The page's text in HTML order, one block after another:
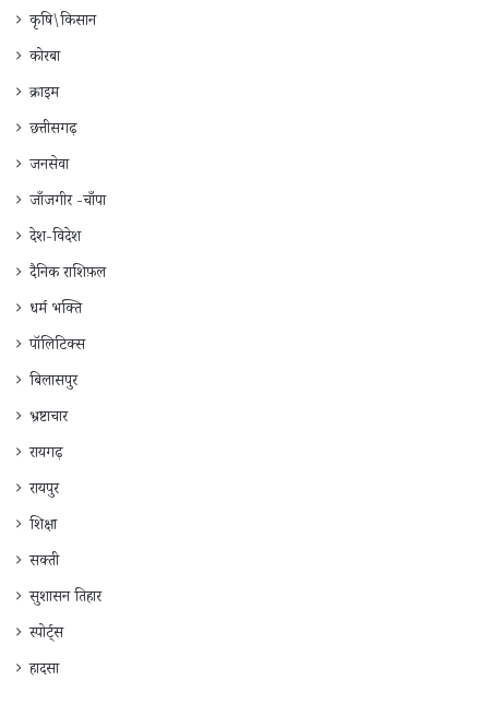
कृषि\किसान
कोरबा
क्राइम
छत्तीसगढ़
जनसेवा
जाँजगीर -चाँपा
देश-विदेश
दैनिक राशिफ़ल
धर्म भक्ति
पॉलिटिक्स
बिलासपुर
भ्रष्टाचार
रायगढ़
रायपुर
शिक्षा
सक्ती
सुशासन तिहार
स्पोर्ट्स
हादसा